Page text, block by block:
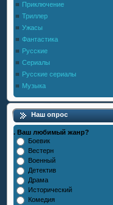
Приключение
Триллер
Ужасы
Фантастика
Русские
Сериалы
Русские сериалы
Музыка
Наш опрос
. Ваш любимый жанр?
Боевик
Вестерн
Военный
Детектив
Драма
Исторический
Комедия